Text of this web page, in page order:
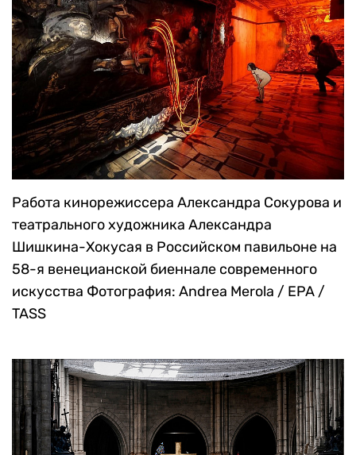
Работа кинорежиссера Александра Сокурова и
театрального художника Александра
Шишкина-Хокусая в Российском павильоне на
58-я венецианской биеннале современного
искусства Фотография: Andrea Merola / EPA /
TASS